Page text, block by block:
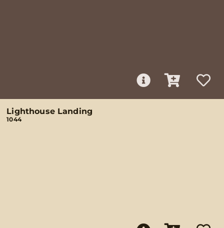
Lighthouse Landing
1044